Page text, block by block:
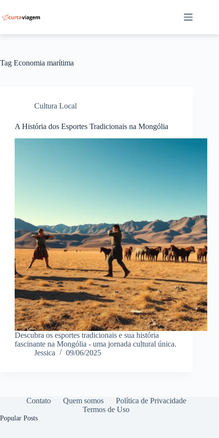
para
o
Tag Economia marítima
Cultura Local
A História dos Esportes Tradicionais na Mongólia
Descubra os esportes tradicionais e sua história
fascinante na Mongólia - uma jornada cultural única.
Jessica
09/06/2025
Contato Quem somos
Política de Privacidade
Termos de Uso
Popular Posts